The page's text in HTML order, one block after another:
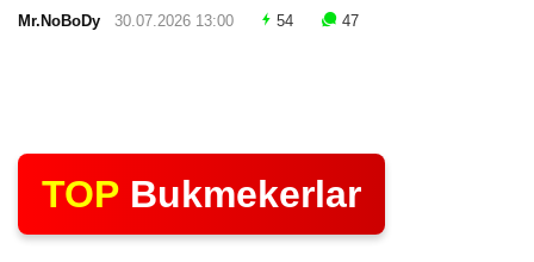
Mr.NoBoDy 30.07.2026 13:00 54 47
TOP Bukmekerlar